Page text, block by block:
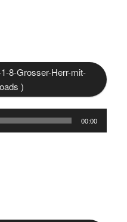
8-Grosser-Herr-mit-
)
00:00